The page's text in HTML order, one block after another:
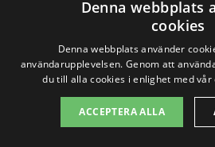
Löddeköpinge
Furulund
Åkarp
Denna webbplats
cookies
Denna webbplats använder
användarupplevelsen. Genom att
du till alla cookies i enlighet med vår
ACCEPTERA ALLA